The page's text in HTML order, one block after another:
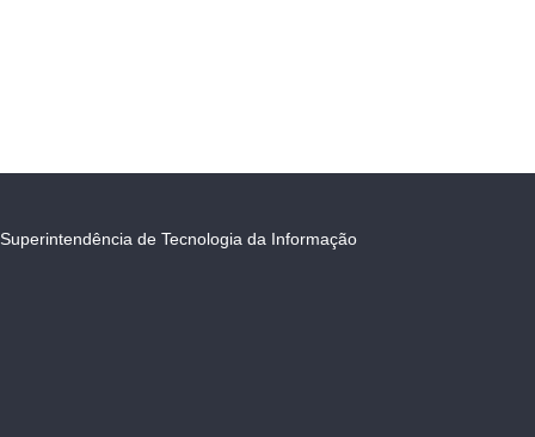
Superintendência de Tecnologia da Informação